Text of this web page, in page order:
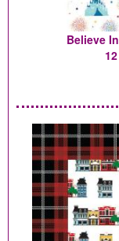
Believe